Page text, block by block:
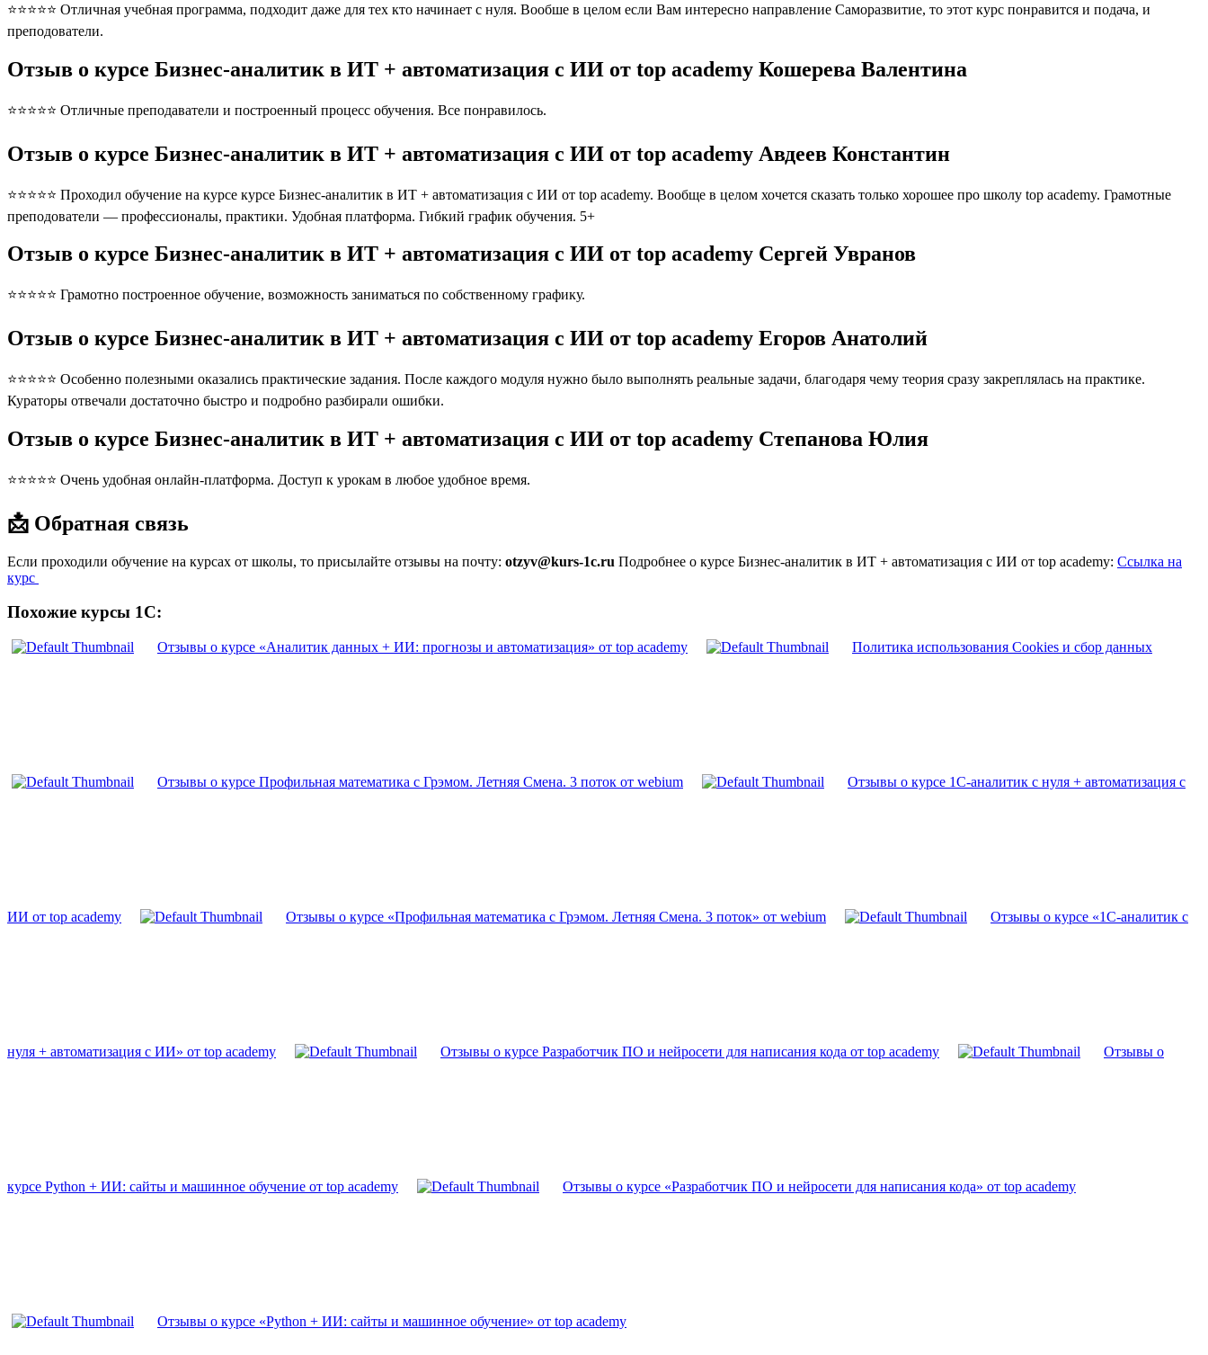
⭐⭐⭐⭐⭐ Отличная учебная программа, подходит даже для тех кто начинает с нуля. Вообше в целом если Вам интересно направление Саморазвитие, то этот курс понравится и подача, и
преподователи.
Отзыв о курсе Бизнес-аналитик в ИТ + автоматизация с ИИ от top academy Кошерева Валентина
⭐⭐⭐⭐⭐ Отличные преподаватели и построенный процесс обучения. Все понравилось.
Отзыв о курсе Бизнес-аналитик в ИТ + автоматизация с ИИ от top academy Авдеев Константин
⭐⭐⭐⭐⭐ Проходил обучение на курсе курсе Бизнес-аналитик в ИТ + автоматизация с ИИ от top academy. Вообще в целом хочется сказать только хорошее про школу top academy. Грамотные
преподователи — профессионалы, практики. Удобная платформа. Гибкий график обучения. 5+
Отзыв о курсе Бизнес-аналитик в ИТ + автоматизация с ИИ от top academy Сергей Увранов
⭐⭐⭐⭐⭐ Грамотно построенное обучение, возможность заниматься по собственному графику.
Отзыв о курсе Бизнес-аналитик в ИТ + автоматизация с ИИ от top academy Егоров Анатолий
⭐⭐⭐⭐⭐ Особенно полезными оказались практические задания. После каждого модуля нужно было выполнять реальные задачи, благодаря чему теория сразу закреплялась на практике.
Кураторы отвечали достаточно быстро и подробно разбирали ошибки.
Отзыв о курсе Бизнес-аналитик в ИТ + автоматизация с ИИ от top academy Степанова Юлия
⭐⭐⭐⭐⭐ Очень удобная онлайн-платформа. Доступ к урокам в любое удобное время.
📩 Обратная связь
Если проходили обучение на курсах от школы, то присылайте отзывы на почту: otzyv@kurs-1c.ru Подробнее о курсе Бизнес-аналитик в ИТ + автоматизация с ИИ от top academy: Ссылка на
курс
Похожие курсы 1С:
Отзывы о курсе «Аналитик данных + ИИ: прогнозы и автоматизация» от top academy Политика использования Cookies и сбор данных
Отзывы о курсе Профильная математика с Грэмом. Летняя Смена. 3 поток от webium Отзывы о курсе 1С-аналитик с нуля + автоматизация с
ИИ от top academy Отзывы о курсе «Профильная математика с Грэмом. Летняя Смена. 3 поток» от webium Отзывы о курсе «1С-аналитик с
нуля + автоматизация с ИИ» от top academy Отзывы о курсе Разработчик ПО и нейросети для написания кода от top academy Отзывы о
курсе Python + ИИ: сайты и машинное обучение от top academy Отзывы о курсе «Разработчик ПО и нейросети для написания кода» от top academy
Отзывы о курсе «Python + ИИ: сайты и машинное обучение» от top academy